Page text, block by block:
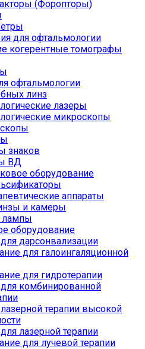
(Форопторы)
для офтальмологии
когерентные томографы
офтальмологии
линз
лазеры
микроскопы
знаков
ВД
оборудование
аппараты
и камеры
оборудование
дарсонвализации
для галоингаляционной
для гидротерапии
комбинированной
терапии высокой
лазерной терапии
для лучевой терапии